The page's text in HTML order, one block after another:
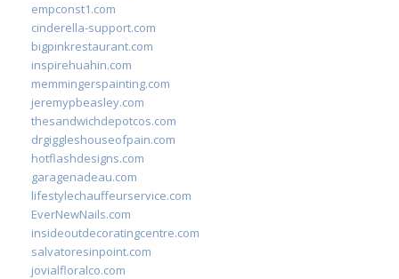
empconst1.com
cinderella-support.com
bigpinkrestaurant.com
inspirehuahin.com
memmingerspainting.com
jeremypbeasley.com
thesandwichdepotcos.com
drgiggleshouseofpain.com
hotflashdesigns.com
garagenadeau.com
lifestylechauffeurservice.com
EverNewNails.com
insideoutdecoratingcentre.com
salvatoresinpoint.com
jovialfloralco.com